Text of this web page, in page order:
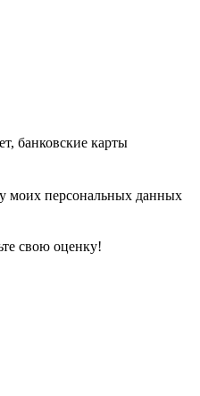
банковские карты
моих персональных данных
свою оценку!